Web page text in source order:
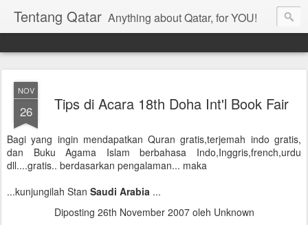
Tentang Qatar Anything about Qatar, for YOU!
NOV
26 Tips di Acara 18th Doha Int'l Book Fair
Bagi yang ingin mendapatkan Quran gratis,terjemah indo gratis,
dan Buku Agama Islam berbahasa Indo,Inggris,french,urdu
dll....gratis.. berdasarkan pengalaman... maka
...kunjungilah Stan Saudi Arabia ...
Diposting 26th November 2007oleh Unknown